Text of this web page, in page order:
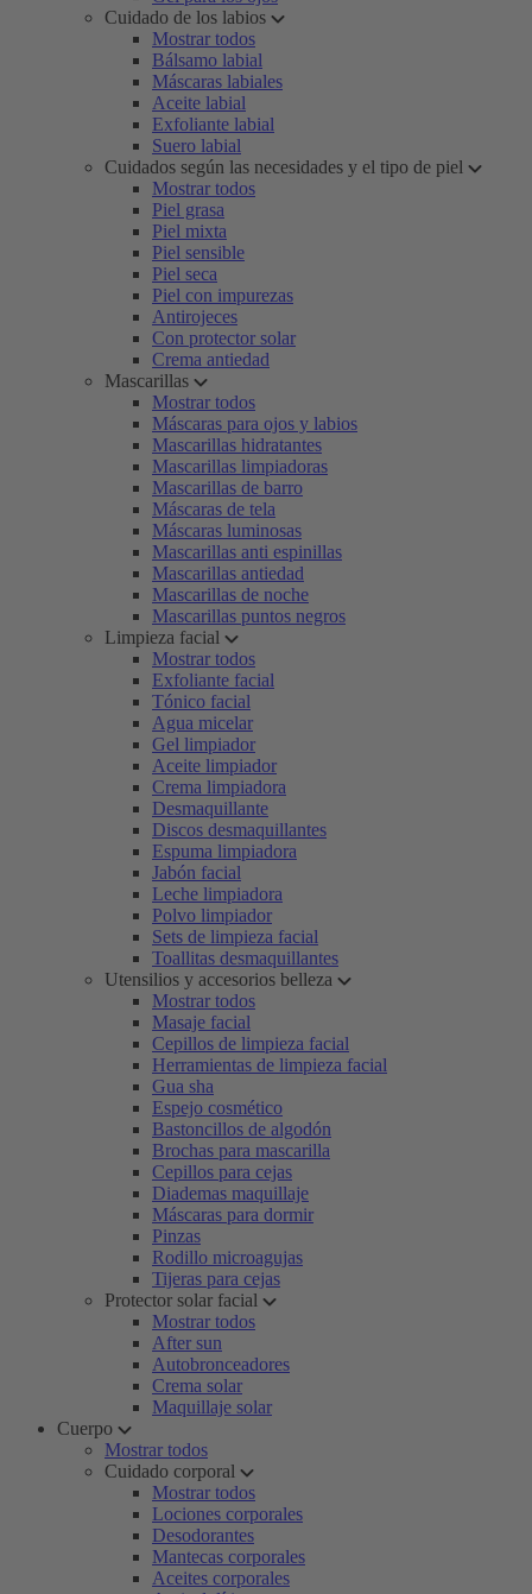
Cuidado de los labios
Mostrar todos
Bálsamo labial
Máscaras labiales
Aceite labial
Exfoliante labial
Suero labial
Cuidados según las necesidades y el tipo de piel
Mostrar todos
Piel grasa
Piel mixta
Piel sensible
Piel seca
Piel con impurezas
Antirojeces
Con protector solar
Crema antiedad
Mascarillas
Mostrar todos
Máscaras para ojos y labios
Mascarillas hidratantes
Mascarillas limpiadoras
Mascarillas de barro
Máscaras de tela
Máscaras luminosas
Mascarillas anti espinillas
Mascarillas antiedad
Mascarillas de noche
Mascarillas puntos negros
Limpieza facial
Mostrar todos
Exfoliante facial
Tónico facial
Agua micelar
Gel limpiador
Aceite limpiador
Crema limpiadora
Desmaquillante
Discos desmaquillantes
Espuma limpiadora
Jabón facial
Leche limpiadora
Polvo limpiador
Sets de limpieza facial
Toallitas desmaquillantes
Utensilios y accesorios belleza
Mostrar todos
Masaje facial
Cepillos de limpieza facial
Herramientas de limpieza facial
Gua sha
Espejo cosmético
Bastoncillos de algodón
Brochas para mascarilla
Cepillos para cejas
Diademas maquillaje
Máscaras para dormir
Pinzas
Rodillo microagujas
Tijeras para cejas
Protector solar facial
Mostrar todos
After sun
Autobronceadores
Crema solar
Maquillaje solar
Cuerpo
Mostrar todos
Cuidado corporal
Mostrar todos
Lociones corporales
Desodorantes
Mantecas corporales
Aceites corporales